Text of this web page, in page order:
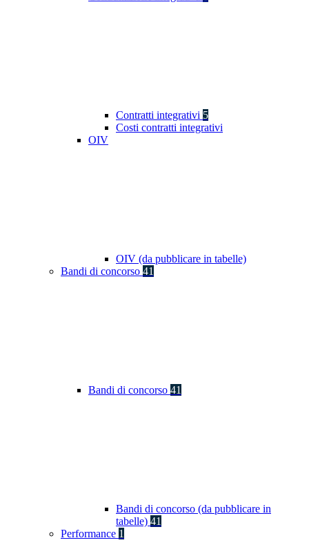
Contratti integrativi 5
Costi contratti integrativi
OIV
OIV (da pubblicare in tabelle)
Bandi di concorso 41
Bandi di concorso 41
Bandi di concorso (da pubblicare in
tabelle) 41
Performance 1